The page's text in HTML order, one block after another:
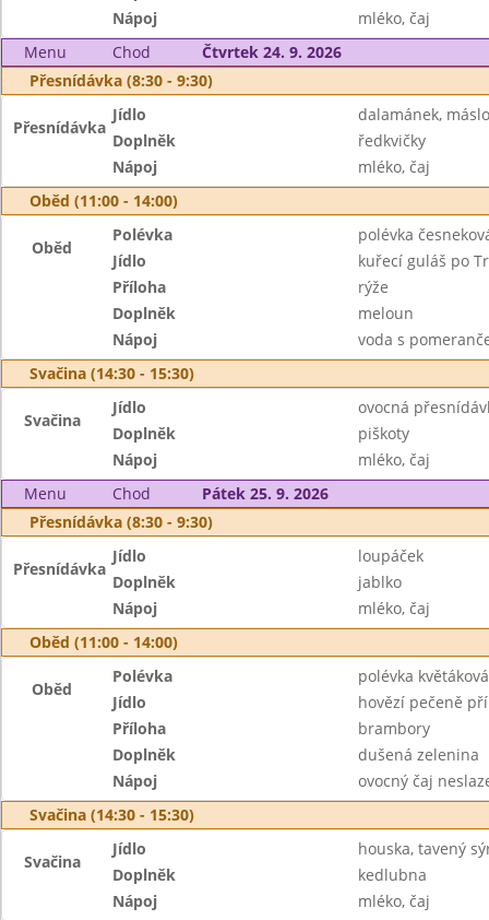
Nápoj
mléko, čaj
Menu
Chod
Čtvrtek 24. 9. 2026
Přesnídávka (8:30 - 9:30)
Přesnídávka
Jídlo
dalamánek,
Doplněk
ředkvičky
Nápoj
mléko, čaj
Oběd (11:00 - 14:00)
Oběd
Polévka
polévka
Jídlo
kuřecí guláš po
Příloha
rýže
Doplněk
meloun
Nápoj
voda s
Svačina (14:30 - 15:30)
Svačina
Jídlo
ovocná
Doplněk
piškoty
Nápoj
mléko, čaj
Menu
Chod
Pátek 25. 9. 2026
Přesnídávka (8:30 - 9:30)
Přesnídávka
Jídlo
loupáček
Doplněk
jablko
Nápoj
mléko, čaj
Oběd (11:00 - 14:00)
Oběd
Polévka
polévka
Jídlo
hovězí pečeně
Příloha
brambory
Doplněk
dušená zelenina
Nápoj
ovocný čaj
Svačina (14:30 - 15:30)
Svačina
Jídlo
houska, tavený
Doplněk
kedlubna
Nápoj
mléko, čaj